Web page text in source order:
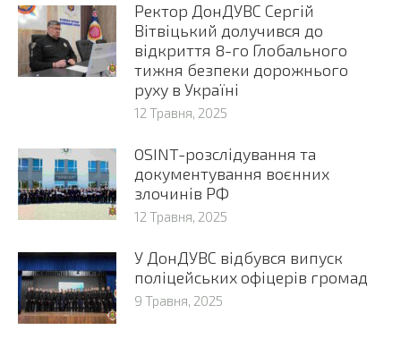
Ректор ДонДУВС Сергій
Вітвіцький долучився до
відкриття 8-го Глобального
тижня безпеки дорожнього
руху в Україні
12 Травня, 2025
OSINT-розслідування та
документування воєнних
злочинів РФ
12 Травня, 2025
У ДонДУВС відбувся випуск
поліцейських офіцерів громад
9 Травня, 2025